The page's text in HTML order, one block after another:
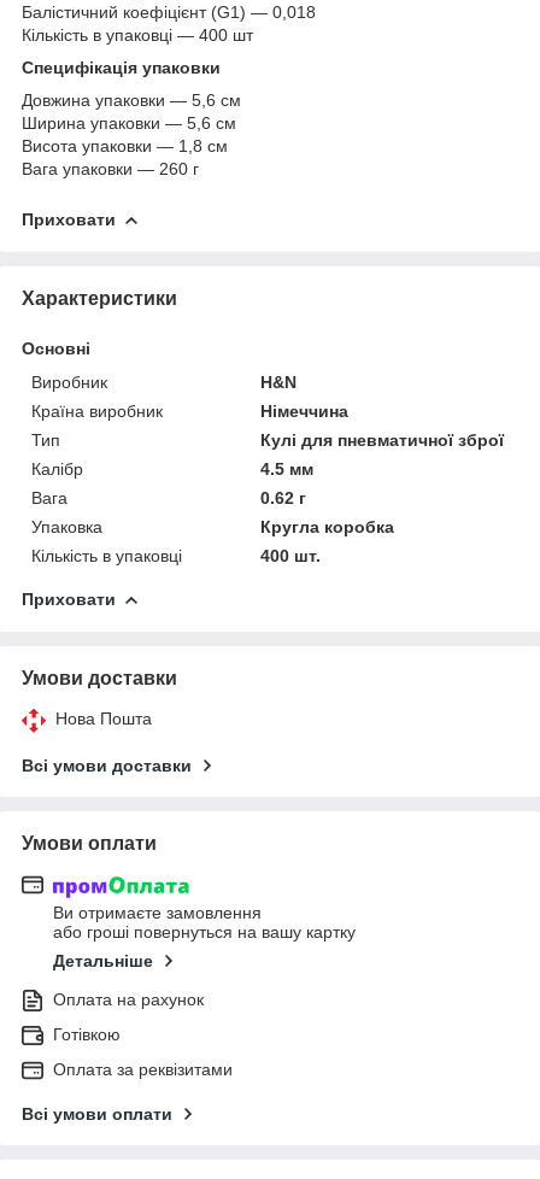
Балістичний коефіцієнт (G1) — 0,018
Кількість в упаковці — 400 шт
Специфікація упаковки
Довжина упаковки — 5,6 см
Ширина упаковки — 5,6 см
Висота упаковки — 1,8 см
Вага упаковки — 260 г
Приховати
Характеристики
Основні
Виробник
H&N
Країна виробник
Німеччина
Тип
Кулі для пневматичної зброї
Калібр
4.5 мм
Вага
0.62 г
Упаковка
Кругла коробка
Кількість в упаковці
400 шт.
Приховати
Умови доставки
Нова Пошта
Всі умови доставки
Умови оплати
Ви отримаєте замовлення
або гроші повернуться на вашу картку
Детальніше
Оплата на рахунок
Готівкою
Оплата за реквізитами
Всі умови оплати